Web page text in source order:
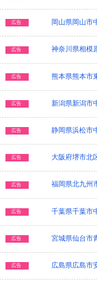
広告 岡山県岡山市
広告 神奈川県相模
広告 熊本県熊本市
広告 新潟県新潟市
広告 静岡県浜松市
広告 大阪府堺市北
広告 福岡県北九州
広告 千葉県千葉市
広告 宮城県仙台市
広告 広島県広島市